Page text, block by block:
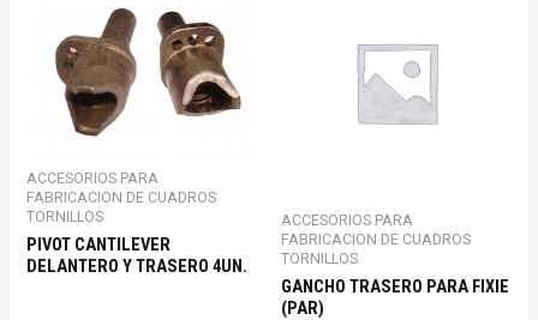
ACCESORIOS PARA
FABRICACION DE CUADROS
TORNILLOS
PIVOT CANTILEVER
DELANTERO Y TRASERO 4UN.
ACCESORIOS PARA
FABRICACION DE CUADROS
TORNILLOS
GANCHO TRASERO PARA FIXIE
(PAR)